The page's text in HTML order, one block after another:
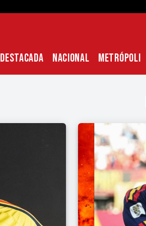
DESTACADA NACIONAL METRÓPOLI